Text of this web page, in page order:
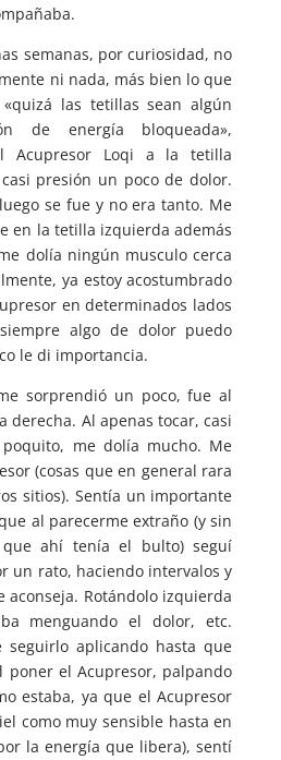
semanas, por curiosidad, no
ni nada, más bien lo que
las tetillas sean algún
de energía bloqueada»,
Acupresor Loqi a la tetilla
presión un poco de dolor.
se fue y no era tanto. Me
en la tetilla izquierda además
dolía ningún musculo cerca
ya estoy acostumbrado
en determinados lados
algo de dolor puedo
le di importancia.
sorprendió un poco, fue al
derecha. Al apenas tocar, casi
me dolía mucho. Me
(cosas que en general rara
sitios). Sentía un importante
al parecerme extraño (y sin
ahí tenía el bulto) seguí
un rato, haciendo intervalos y
aconseja. Rotándolo izquierda
menguando el dolor, etc.
seguirlo aplicando hasta que
poner el Acupresor, palpando
estaba, ya que el Acupresor
como muy sensible hasta en
la energía que libera), sentí